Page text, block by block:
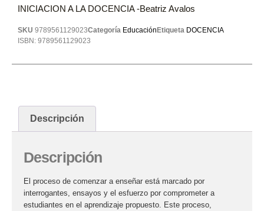
INICIACION A LA DOCENCIA -Beatriz Avalos
SKU 9789561129023Categoría Educación Etiqueta DOCENCIA
ISBN: 9789561129023
Descripción
Descripción
El proceso de comenzar a enseñar está marcado por
interrogantes, ensayos y el esfuerzo por comprometer a
estudiantes en el aprendizaje propuesto. Este proceso,